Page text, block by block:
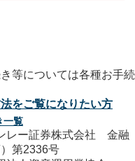
をご覧になりたい方
一覧
レー証券株式会社 金融
第2336号